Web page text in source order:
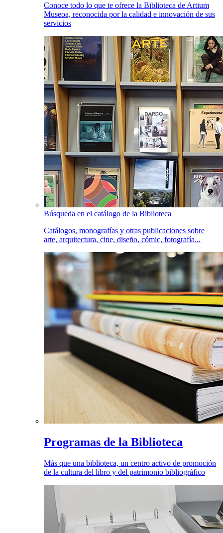
Conoce todo lo que te ofrece la Biblioteca de Artium
Museoa, reconocida por la calidad e innovación de sus
servicios
Búsqueda en el catálogo de la Biblioteca
Catálogos, monografías y otras publicaciones sobre
arte, arquitectura, cine, diseño, cómic, fotografía...
Programas de la Biblioteca
Más que una biblioteca, un centro activo de promoción
de la cultura del libro y del patrimonio bibliográfico